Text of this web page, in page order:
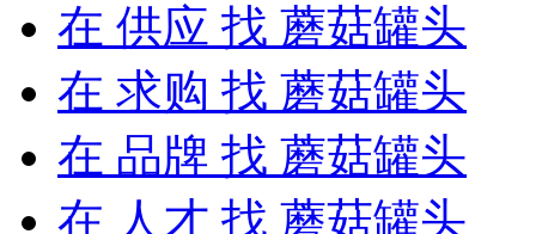
在 供应 找 蘑菇罐头
在 求购 找 蘑菇罐头
在 品牌 找 蘑菇罐头
在 人才 找 蘑菇罐头